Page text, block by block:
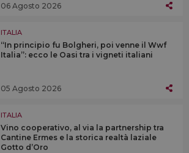
06 Agosto 2026
ITALIA
“In principio fu Bolgheri, poi venne il Wwf
Italia”: ecco le Oasi tra i vigneti italiani
05 Agosto 2026
ITALIA
Vino cooperativo, al via la partnership tra
Cantine Ermes e la storica realtà laziale
Gotto d’Oro